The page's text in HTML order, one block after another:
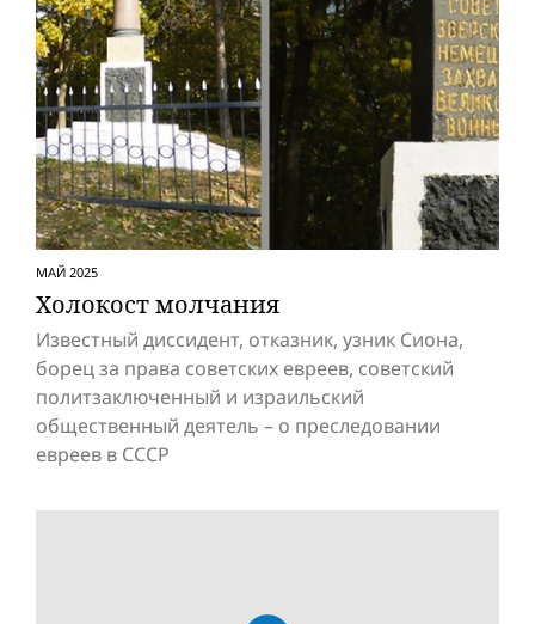
МАЙ 2025
Холокост молчания
Известный диссидент, отказник, узник Сиона,
борец за права советских евреев, советский
политзаключенный и израильский
общественный деятель – о преследовании
евреев в СССР